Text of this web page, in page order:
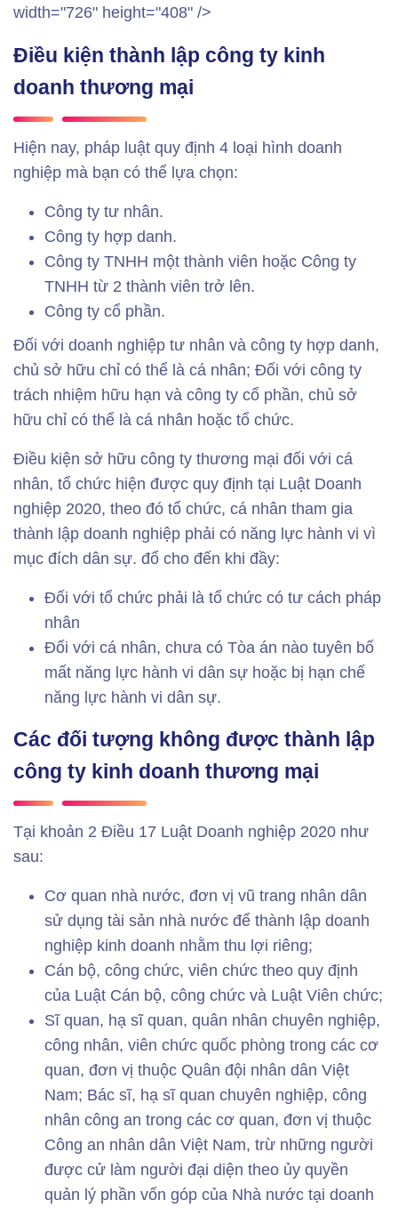
width="726" height="408" />
Điều kiện thành lập công ty kinh
doanh thương mại
Hiện nay, pháp luật quy định 4 loại hình doanh
nghiệp mà bạn có thể lựa chọn:
Công ty tư nhân.
Công ty hợp danh.
Công ty TNHH một thành viên hoặc Công ty
TNHH từ 2 thành viên trở lên.
Công ty cổ phần.
Đối với doanh nghiệp tư nhân và công ty hợp danh,
chủ sở hữu chỉ có thể là cá nhân; Đối với công ty
trách nhiệm hữu hạn và công ty cổ phần, chủ sở
hữu chỉ có thể là cá nhân hoặc tổ chức.
Điều kiện sở hữu công ty thương mại đối với cá
nhân, tổ chức hiện được quy định tại Luật Doanh
nghiệp 2020, theo đó tổ chức, cá nhân tham gia
thành lập doanh nghiệp phải có năng lực hành vi vì
mục đích dân sự. đổ cho đến khi đầy:
Đối với tổ chức phải là tổ chức có tư cách pháp
nhân
Đối với cá nhân, chưa có Tòa án nào tuyên bố
mất năng lực hành vi dân sự hoặc bị hạn chế
năng lực hành vi dân sự.
Các đối tượng không được thành lập
công ty kinh doanh thương mại
Tại khoản 2 Điều 17 Luật Doanh nghiệp 2020 như
sau:
Cơ quan nhà nước, đơn vị vũ trang nhân dân
sử dụng tài sản nhà nước để thành lập doanh
nghiệp kinh doanh nhằm thu lợi riêng;
Cán bộ, công chức, viên chức theo quy định
của Luật Cán bộ, công chức và Luật Viên chức;
Sĩ quan, hạ sĩ quan, quân nhân chuyên nghiệp,
công nhân, viên chức quốc phòng trong các cơ
quan, đơn vị thuộc Quân đội nhân dân Việt
Nam; Bác sĩ, hạ sĩ quan chuyên nghiệp, công
nhân công an trong các cơ quan, đơn vị thuộc
Công an nhân dân Việt Nam, trừ những người
được cử làm người đại diện theo ủy quyền
quản lý phần vốn góp của Nhà nước tại doanh